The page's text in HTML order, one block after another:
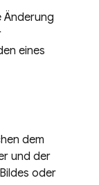
Änderung
eines
dem
und der
oder